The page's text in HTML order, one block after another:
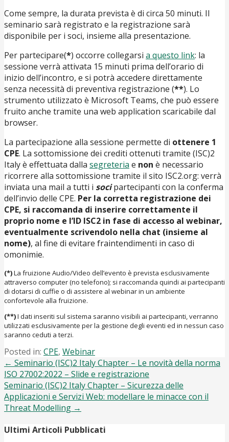
Come sempre, la durata prevista è di circa 50 minuti. Il
seminario sarà registrato e la registrazione sarà
disponibile per i soci, insieme alla presentazione.
Per partecipare(*) occorre collegarsi a questo link: la
sessione verrà attivata 15 minuti prima dell’orario di
inizio dell’incontro, e si potrà accedere direttamente
senza necessità di preventiva registrazione (**). Lo
strumento utilizzato è Microsoft Teams, che può essere
fruito anche tramite una web application scaricabile dal
browser.
La partecipazione alla sessione permette di ottenere 1
CPE. La sottomissione dei crediti ottenuti tramite (ISC)2
Italy è effettuata dalla segreteria e non è necessario
ricorrere alla sottomissione tramite il sito ISC2.org: verrà
inviata una mail a tutti i socipartecipanti con la conferma
dell’invio delle CPE. Per la corretta registrazione dei
CPE, si raccomanda di inserire correttamente il
proprio nome e l’ID ISC2 in fase di accesso al webinar,
eventualmente scrivendolo nella chat (insieme al
nome), al fine di evitare fraintendimenti in caso di
omonimie.
(*)La fruizione Audio/Video dell’evento è prevista esclusivamente
attraverso computer (no telefono); si raccomanda quindi ai partecipanti
di dotarsi di cuffie o di assistere al webinar in un ambiente
confortevole alla fruizione.
(**)I dati inseriti sul sistema saranno visibili ai partecipanti, verranno
utilizzati esclusivamente per la gestione degli eventi ed in nessun caso
saranno ceduti a terzi.
Posted in: CPE, Webinar
Post
navigation
← Seminario (ISC)2 Italy Chapter – Le novità della norma
ISO 27002:2022 – Slide e registrazione
Seminario (ISC)2 Italy Chapter – Sicurezza delle
Applicazioni e Servizi Web: modellare le minacce con il
Threat Modelling →
Ultimi Articoli Pubblicati